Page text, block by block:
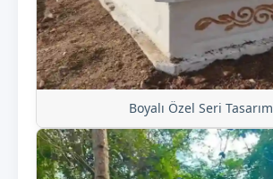
Boyalı Özel Seri Tasarım